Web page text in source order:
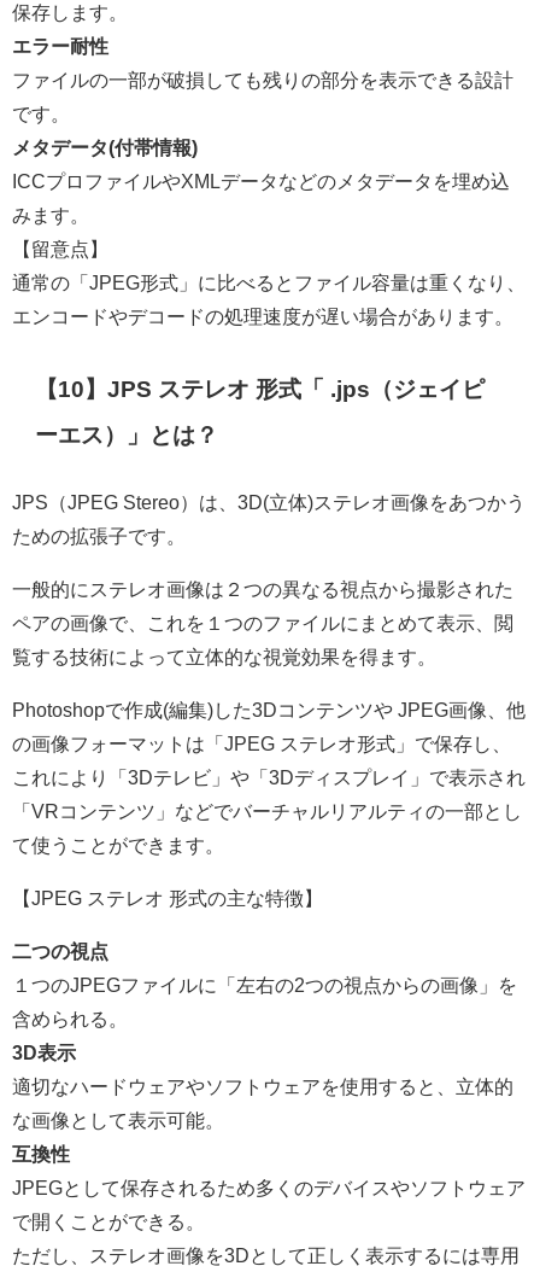
保存します。
エラー耐性
ファイルの一部が破損しても残りの部分を表示できる設計
です。
メタデータ(付帯情報)
ICCプロファイルやXMLデータなどのメタデータを埋め込
みます。
【留意点】
通常の「JPEG形式」に比べるとファイル容量は重くなり、
エンコードやデコードの処理速度が遅い場合があります。
【10】JPS ステレオ 形式「 .jps（ジェイピ
ーエス）」とは？
JPS（JPEG Stereo）は、3D(立体)ステレオ画像をあつかう
ための拡張子です。
一般的にステレオ画像は２つの異なる視点から撮影された
ペアの画像で、これを１つのファイルにまとめて表示、閲
覧する技術によって立体的な視覚効果を得ます。
Photoshopで作成(編集)した3Dコンテンツや JPEG画像、他
の画像フォーマットは「JPEG ステレオ形式」で保存し、
これにより「3Dテレビ」や「3Dディスプレイ」で表示され
「VRコンテンツ」などでバーチャルリアルティの一部とし
て使うことができます。
【JPEG ステレオ 形式の主な特徴】
二つの視点
１つのJPEGファイルに「左右の2つの視点からの画像」を
含められる。
3D表示
適切なハードウェアやソフトウェアを使用すると、立体的
な画像として表示可能。
互換性
JPEGとして保存されるため多くのデバイスやソフトウェア
で開くことができる。
ただし、ステレオ画像を3Dとして正しく表示するには専用